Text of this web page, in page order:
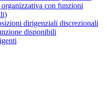
con funzioni
dirigenziali discrezionali
disponibili